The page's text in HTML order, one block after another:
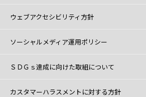
ウェブアクセシビリティ方針
ソーシャルメディア運用ポリシー
ＳＤＧｓ達成に向けた取組について
カスタマーハラスメントに対する方針